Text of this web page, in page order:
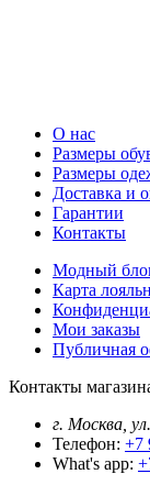
О нас
Размеры
Размеры
Доставка и
Гарантии
Контакты
Модный
Карта
Мои заказы
Публичная
Контакты
г. Москва,
Телефон: +7
What's app: